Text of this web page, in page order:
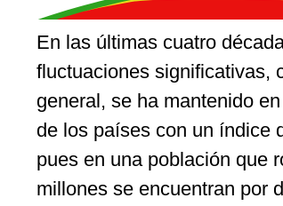
En las últimas cuatro
fluctuaciones significativas,
general, se ha mantenido
de los países con un índice
pues en una población que
millones se encuentran por